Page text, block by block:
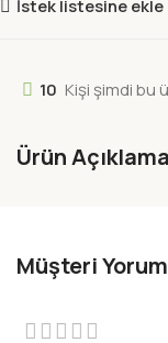
İstek listesine ekle
10 Kişi şimdi bu
Ürün
Müşteri